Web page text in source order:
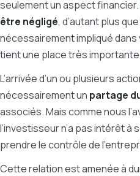
seulement un aspect financier.
être négligé, d’autant plus
nécessairement impliqué
tient une place très
L’arrivée d’un ou plusieurs
nécessairement un partage
associés. Mais comme nous
l’investisseur n’a pas intérêt
prendre le contrôle de
Cette relation est amenée à